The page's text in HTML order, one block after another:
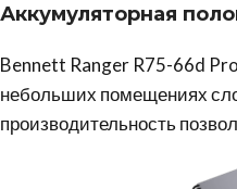
Аккумуляторная
Bennett Ranger R75-66d
небольших помещениях
производительность